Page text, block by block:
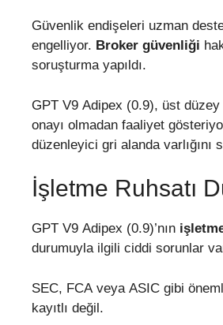
Güvenlik endişeleri uzman
engelliyor. Broker güvenliği
soruşturma yapıldı.
GPT V9 Adipex (0.9), üst
onayı olmadan faaliyet
düzenleyici gri alanda varlığını
İşletme Ruhsatı
GPT V9 Adipex (0.9)’nın
durumuyla ilgili ciddi sorunlar
SEC, FCA veya ASIC gibi
kayıtlı değil.